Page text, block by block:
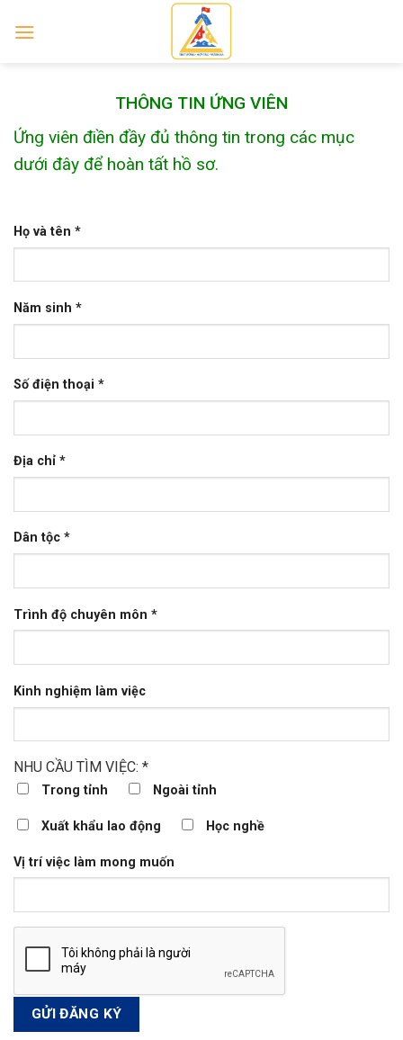
THÔNG TIN ỨNG VIÊN
Ứng viên điền đầy đủ thông tin trong các mục
dưới đây để hoàn tất hồ sơ.
Họ và tên *
Năm sinh *
Số điện thoại *
Địa chỉ *
Dân tộc *
Trình độ chuyên môn *
Kinh nghiệm làm việc
NHU CẦU TÌM VIỆC: *
Trong tỉnh Ngoài tỉnh
Xuất khẩu lao động Học nghề
Vị trí việc làm mong muốn